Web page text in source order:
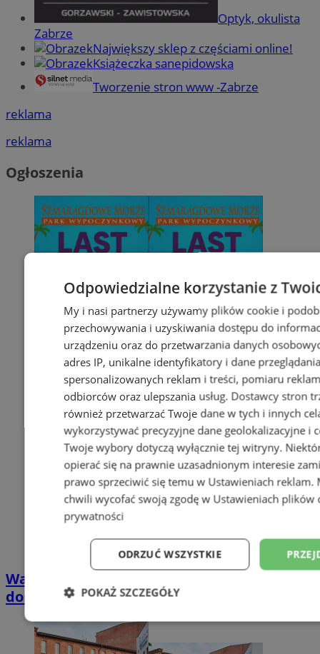
Optyk, okulista
Zabrze
Największy sklep z częściami online!
Książeczka sanepidowska
Tworzenie stron www -Zabrze
reklama
reklama
Ogłoszenia
Wakacyjny wypoczynek nad Bałtykiem w
domkach Szmaragdowe Morze
Odpowiedzialne korzystanie z
My i nasi partnerzy używamy plików cookie i
przechowywania i uzyskiwania dostępu do
urządzeniu oraz do przetwarzania danych
adres IP, unikalne identyfikatory i dane
spersonalizowanych reklam i treści, pomiaru
odbiorców oraz ulepszania usług. Dostawcy stron
również przetwarzać Twoje dane w tych i innych
wykorzystywać precyzyjne dane geolokalizacyjne i
Twoje wybory dotyczą wyłącznie tej witryny.
opierać się na prawnie uzasadnionym interesie
prawo sprzeciwić się temu w Ustawieniach reklam.
chwili wycofać swoją zgodę w Ustawieniach plików
prywatności
ODRZUĆ WSZYSTKIE
POKAŻ SZCZEGÓŁY
Niezbędne Wydajność